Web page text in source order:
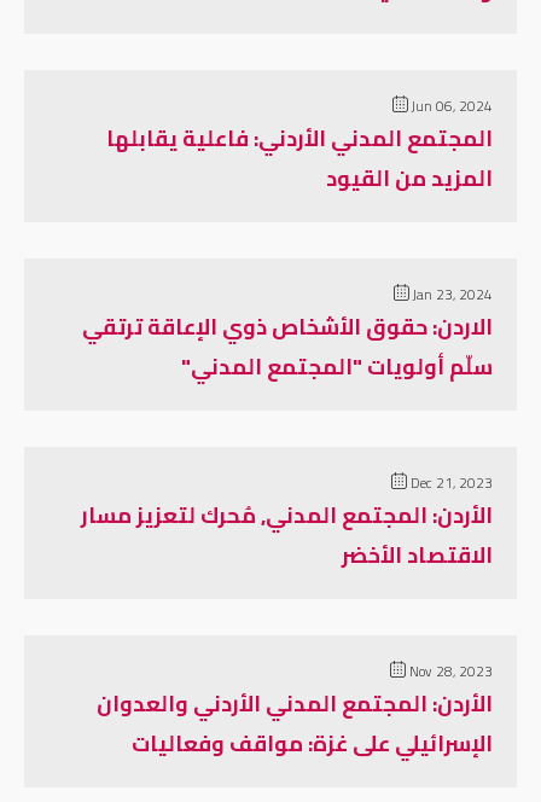
Jun 06, 2024
المجتمع المدني الأردني: فاعلية يقابلها
المزيد من القيود
Jan 23, 2024
الاردن: حقوق الأشخاص ذوي الإعاقة ترتقي
سلّم أولويات "المجتمع المدني"
Dec 21, 2023
الأردن: المجتمع المدني, مُحرك لتعزيز مسار
الاقتصاد الأخضر
Nov 28, 2023
الأردن: المجتمع المدني الأردني والعدوان
الإسرائيلي على غزة: مواقف وفعاليات